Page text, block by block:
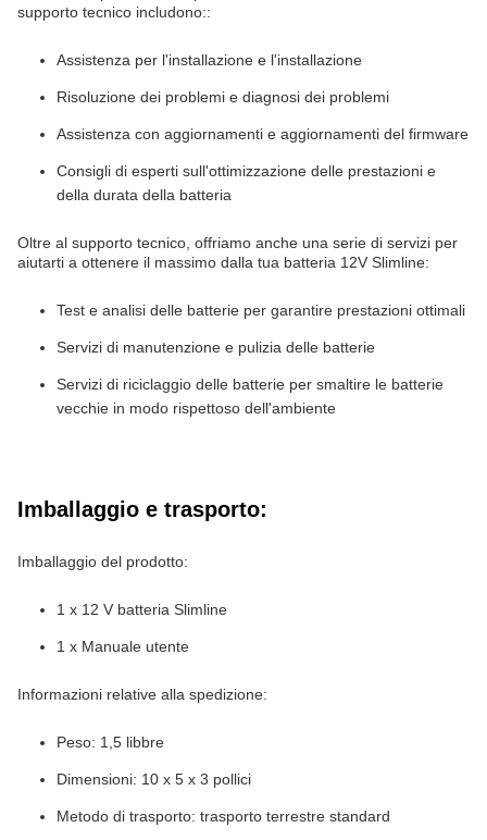
supporto tecnico includono::
Assistenza per l'installazione e l'installazione
Risoluzione dei problemi e diagnosi dei problemi
Assistenza con aggiornamenti e aggiornamenti del firmware
Consigli di esperti sull'ottimizzazione delle prestazioni e
della durata della batteria
Oltre al supporto tecnico, offriamo anche una serie di servizi per
aiutarti a ottenere il massimo dalla tua batteria 12V Slimline:
Test e analisi delle batterie per garantire prestazioni ottimali
Servizi di manutenzione e pulizia delle batterie
Servizi di riciclaggio delle batterie per smaltire le batterie
vecchie in modo rispettoso dell'ambiente
Imballaggio e trasporto:
Imballaggio del prodotto:
1 x 12 V batteria Slimline
1 x Manuale utente
Informazioni relative alla spedizione:
Peso: 1,5 libbre
Dimensioni: 10 x 5 x 3 pollici
Metodo di trasporto: trasporto terrestre standard